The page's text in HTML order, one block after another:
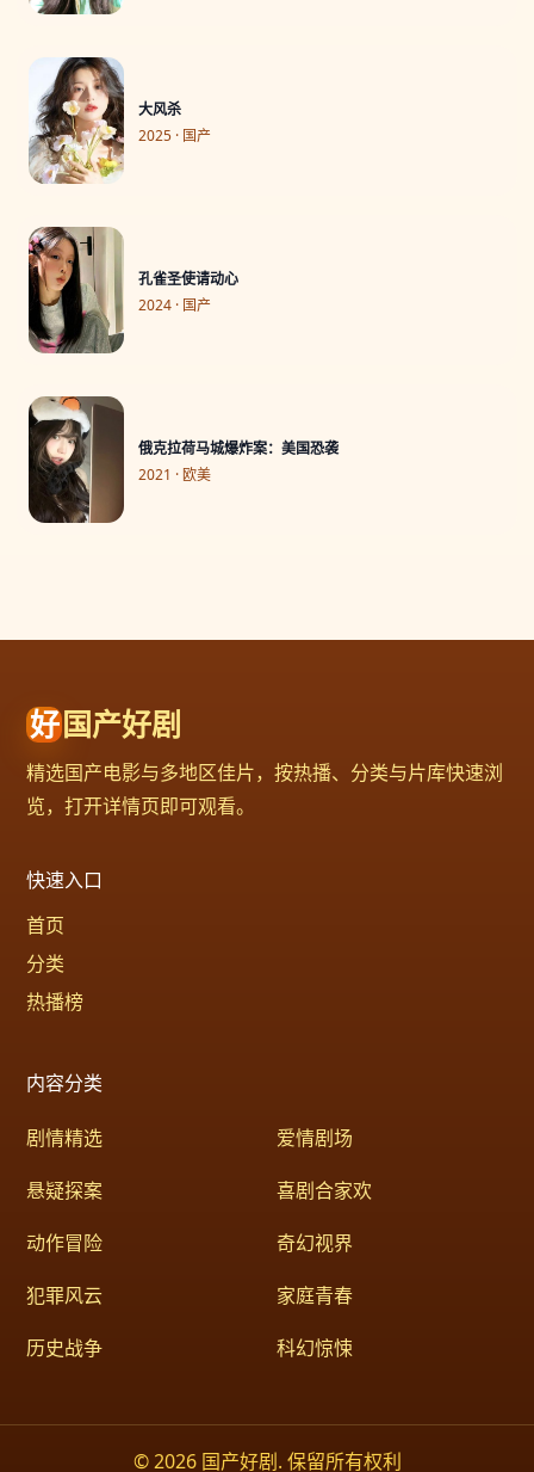
大风杀
2025 · 国产
孔雀圣使请动心
2024 · 国产
俄克拉荷马城爆炸案：美国恐袭
2021 · 欧美
好国产好剧
精选国产电影与多地区佳片，按热播、分类与片库快速浏
览，打开详情页即可观看。
快速入口
首页
分类
热播榜
内容分类
剧情精选
爱情剧场
悬疑探案
喜剧合家欢
动作冒险
奇幻视界
犯罪风云
家庭青春
历史战争
科幻惊悚
© 2026 国产好剧. 保留所有权利